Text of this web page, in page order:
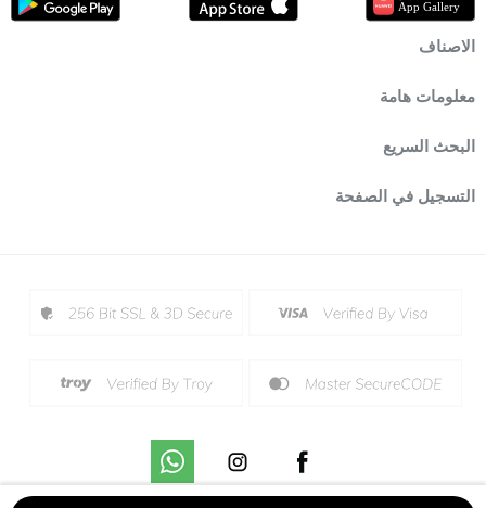
الاصناف
معلومات هامة
البحث السريع
التسجيل في الصفحة